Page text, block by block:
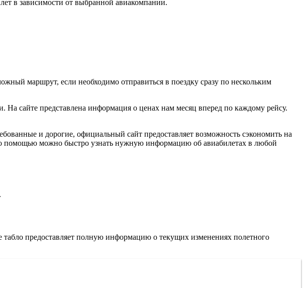
в зависимости от выбранной авиакомпании.
маршрут, если необходимо отправиться в поездку сразу по нескольким
сайте представлена информация о ценах нам месяц вперед по каждому рейсу.
и дорогие, официальный сайт предоставляет возможность сэкономить на
помощью можно быстро узнать нужную информацию об авиабилетах в любой
предоставляет полную информацию о текущих изменениях полетного